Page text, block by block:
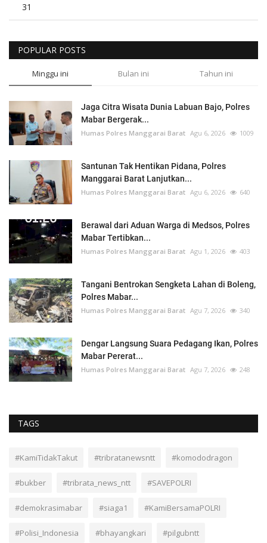
31
POPULAR POSTS
Minggu ini Bulan ini Tahun ini
Jaga Citra Wisata Dunia Labuan Bajo, Polres
Mabar Bergerak...
Humas Polres Manggarai Barat Agu 6, 2026 1009
Santunan Tak Hentikan Pidana, Polres
Manggarai Barat Lanjutkan...
Humas Polres Manggarai Barat Agu 6, 2026 640
Berawal dari Aduan Warga di Medsos, Polres
Mabar Tertibkan...
Humas Polres Manggarai Barat Agu 1, 2026 403
Tangani Bentrokan Sengketa Lahan di Boleng,
Polres Mabar...
Humas Polres Manggarai Barat Agu 7, 2026 340
Dengar Langsung Suara Pedagang Ikan, Polres
Mabar Pererat...
Humas Polres Manggarai Barat Agu 7, 2026 248
TAGS
#KamiTidakTakut #tribratanewsntt #komododragon
#bukber #tribrata_news_ntt #SAVEPOLRI
#demokrasimabar #siaga1 #KamiBersamaPOLRI
#Polisi_Indonesia #bhayangkari #pilgubntt